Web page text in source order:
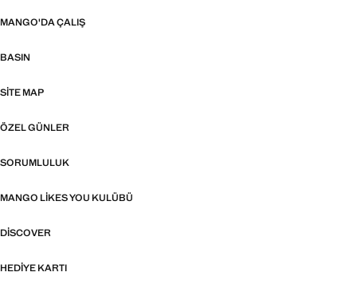
MANGO'DA ÇALIŞ
BASIN
SITE MAP
ÖZEL GÜNLER
SORUMLULUK
MANGO LIKES YOU KULÜBÜ
DISCOVER
HEDIYE KARTI